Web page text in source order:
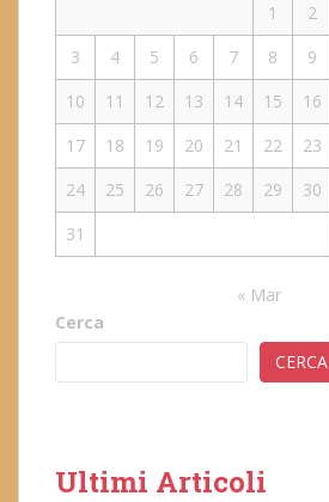
1
2
3
4 5 6 7 8
9
10
11 12 13 14 15
16
17
18 19 20 21 22
23
24
25 26 27 28 29
30
31
« Mar
Cerca
CERCA
Ultimi Articoli